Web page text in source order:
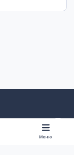
v
k
Меню